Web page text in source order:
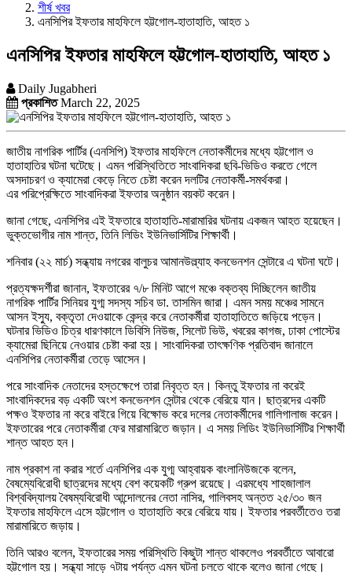
শীর্ষ খবর
এনসিপির ইফতার মাহফিলে হট্টগোল-হাতাহাতি, আহত ১
এনসিপির ইফতার মাহফিলে হট্টগোল-হাতাহাতি, আহত ১
Daily Jugabheri
প্রকাশিতMarch 22, 2025
জাতীয় নাগরিক পার্টির (এনসিপি) ইফতার মাহফিলে নেতাকর্মীদের মধ্যে হট্টগোল ও
হাতাহাতির ঘটনা ঘটেছে। এমন পরিস্থিতিতে সাংবাদিকরা ছবি-ভিডিও করতে গেলে
অসদাচরণ ও ক্যামেরা কেড়ে নিতে চেষ্টা করেন দলটির নেতাকর্মী-সমর্থকরা।
এর পরিপ্রেক্ষিতে সাংবাদিকরা ইফতার অনুষ্ঠান বয়কট করেন।
জানা গেছে, এনসিপির এই ইফতারে হাতাহাতি-মারামারির ঘটনায় একজন আহত হয়েছেন।
ভুক্তভোগীর নাম শান্ত, তিনি লিডিং ইউনিভার্সিটির শিক্ষার্থী।
শনিবার (২২ মার্চ) সন্ধ্যায় নগরের বালুচর আমানউল্ল্যাহ কনভেনশন সেন্টারে এ ঘটনা ঘটে।
প্রত্যক্ষদর্শীরা জানান, ইফতারের ৭/৮ মিনিট আগে মঞ্চে বক্তব্য দিচ্ছিলেন জাতীয়
নাগরিক পার্টির সিনিয়র যুগ্ম সদস্য সচিব ডা. তাসমিন জারা। এমন সময় মঞ্চের সামনে
আসন ইস্যু, বক্তৃতা দেওয়াকে কেন্দ্র করে নেতাকর্মীরা হাতাহাতিতে জড়িয়ে পড়েন।
ঘটনার ভিডিও চিত্র ধারণকালে ডিবিসি নিউজ, সিলেট ভিউ, খবরের কাগজ, ঢাকা পোস্টের
ক্যামেরা ছিনিয়ে নেওয়ার চেষ্টা করা হয়। সাংবাদিকরা তাৎক্ষণিক প্রতিবাদ জানালে
এনসিপির নেতাকর্মীরা তেড়ে আসেন।
পরে সাংবাদিক নেতাদের হস্তক্ষেপে তারা নিবৃত্ত হন। কিন্তু ইফতার না করেই
সাংবাদিকদের বড় একটি অংশ কনভেনশন সেন্টার থেকে বেরিয়ে যান। ছাত্রদের একটি
পক্ষও ইফতার না করে বাইরে গিয়ে বিক্ষোভ করে দলের নেতাকর্মীদের গালিগালাজ করেন।
ইফতারের পরে নেতাকর্মীরা ফের মারামারিতে জড়ান। এ সময় লিডিং ইউনিভার্সিটির শিক্ষার্থী
শান্ত আহত হন।
নাম প্রকাশ না করার শর্তে এনসিপির এক যুগ্ম আহ্বায়ক বাংলানিউজকে বলেন,
বৈষম্যেবিরোধী ছাত্রদের মধ্যে বেশ কয়েকটি গ্রুপ রয়েছে। এরমধ্যে শাহজালাল
বিশ্ববিদ্যালয় বৈষম্যবিরোধী আন্দোলনের নেতা নাসির, গালিবসহ অন্তত ২৫/৩০ জন
ইফতার মাহফিলে এসে হট্টগোল ও হাতাহাতি করে বেরিয়ে যায়। ইফতার পরবর্তীতেও তরা
মারামারিতে জড়ায়।
তিনি আরও বলেন, ইফতারের সময় পরিস্থিতি কিছুটা শান্ত থাকলেও পরবর্তীতে আবারো
হট্টগোল হয়। সন্ধ্যা সাড়ে ৭টায় পর্যন্ত এমন ঘটনা চলতে থাকে বলেও জানা গেছে।